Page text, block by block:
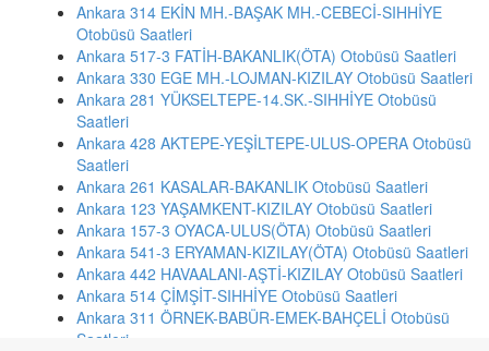
Ankara 314 EKİN MH.-BAŞAK MH.-CEBECİ-SIHHİYE
Otobüsü Saatleri
Ankara 517-3 FATİH-BAKANLIK(ÖTA) Otobüsü Saatleri
Ankara 330 EGE MH.-LOJMAN-KIZILAY Otobüsü Saatleri
Ankara 281 YÜKSELTEPE-14.SK.-SIHHİYE Otobüsü
Saatleri
Ankara 428 AKTEPE-YEŞİLTEPE-ULUS-OPERA Otobüsü
Saatleri
Ankara 261 KASALAR-BAKANLIK Otobüsü Saatleri
Ankara 123 YAŞAMKENT-KIZILAY Otobüsü Saatleri
Ankara 157-3 OYACA-ULUS(ÖTA) Otobüsü Saatleri
Ankara 541-3 ERYAMAN-KIZILAY(ÖTA) Otobüsü Saatleri
Ankara 442 HAVAALANI-AŞTİ-KIZILAY Otobüsü Saatleri
Ankara 514 ÇİMŞİT-SIHHİYE Otobüsü Saatleri
Ankara 311 ÖRNEK-BABÜR-EMEK-BAHÇELİ Otobüsü
Saatleri